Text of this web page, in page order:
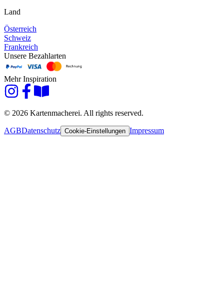
Land
Österreich
Schweiz
Frankreich
Unsere Bezahlarten
Mehr Inspiration
© 2026 Kartenmacherei. All rights reserved.
AGBDatenschutz Cookie-Einstellungen Impressum